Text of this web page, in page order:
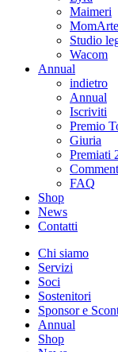
Maimeri
MomArte
Studio
Wacom
Annual
indietro
Annual
Iscriviti
Premio
Giuria
Premiati
FAQ
Shop
News
Contatti
Chi siamo
Servizi
Soci
Sostenitori
Sponsor e
Annual
Shop